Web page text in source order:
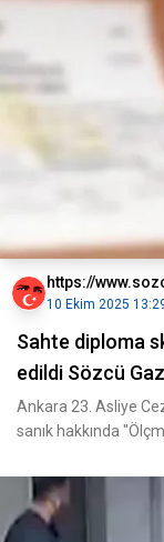
https://
10 Ekim 2025
Sahte diploma
edildi Sözcü
Ankara 23. Asliye
sanık hakkında